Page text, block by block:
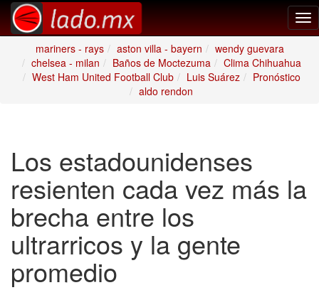
mariners - rays
aston villa - bayern
wendy guevara
chelsea - milan
Baños de Moctezuma
Clima Chihuahua
West Ham United Football Club
Luis Suárez
Pronóstico
aldo rendon
Los estadounidenses
resienten cada vez más la
brecha entre los
ultrarricos y la gente
promedio